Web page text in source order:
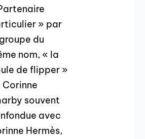
» par
du
nom, « la
de flipper »
Corinne
souvent
avec
Hermès,